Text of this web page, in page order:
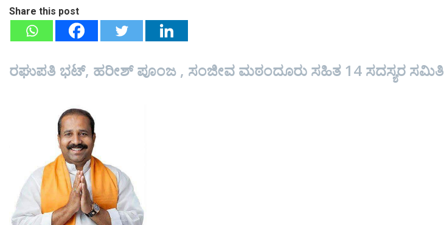
Share this post
ರಘುಪತಿ ಭಟ್, ಹರೀಶ್ ಪೂಂಜ , ಸಂಜೀವ ಮಠಂದೂರು ಸಹಿತ 14 ಸದಸ್ಯರ ಸಮಿತಿ